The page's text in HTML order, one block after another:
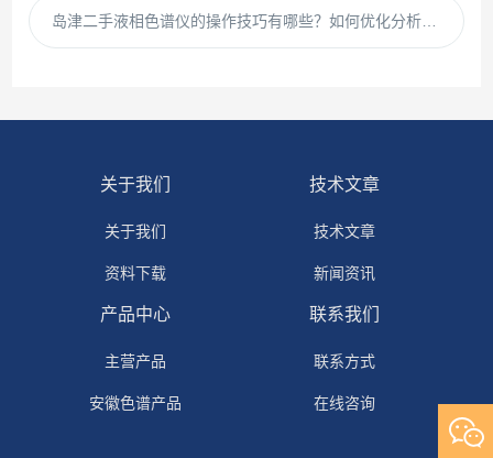
岛津二手液相色谱仪的操作技巧有哪些？如何优化分析条件以提高分析效率和准确性？
关于我们
关于我们
资料下载
技术文章
技术文章
新闻资讯
产品中心
主营产品
安徽色谱产品
联系我们
联系方式
在线咨询